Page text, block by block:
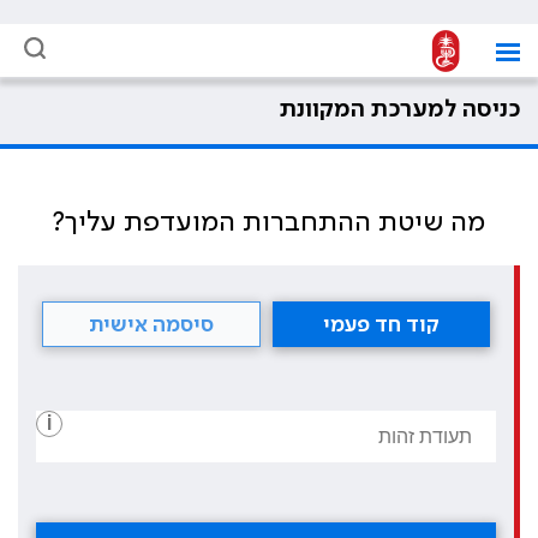
כניסה למערכת המקוונת
מה שיטת ההתחברות המועדפת עליך?
קוד חד פעמי סיסמה אישית
i